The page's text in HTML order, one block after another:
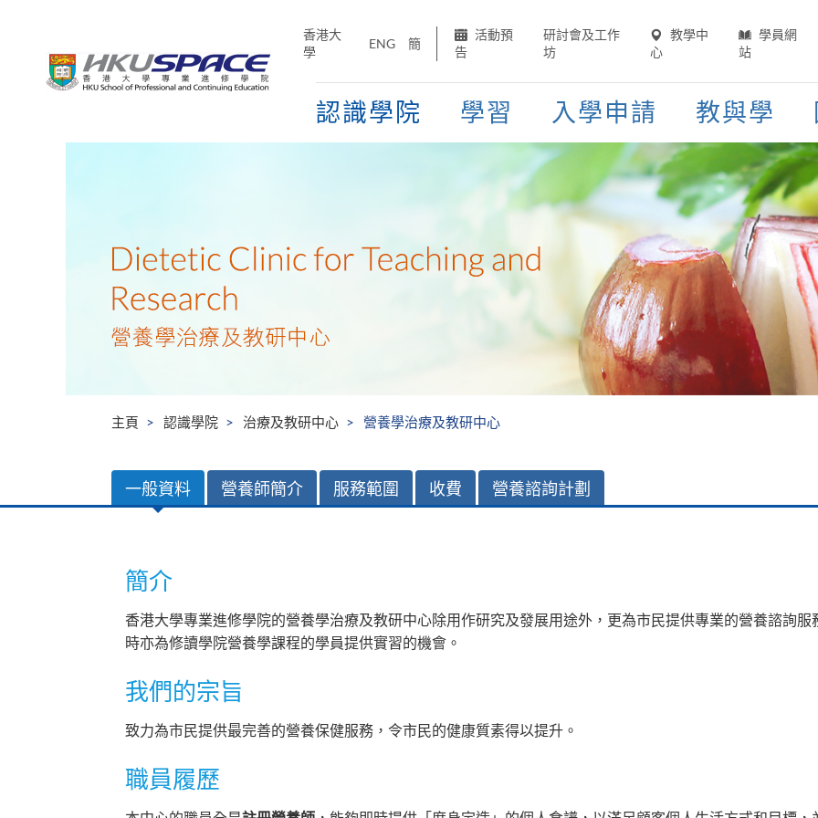
香港大
學
ENG 簡
活動預
告
研討會及工作
坊
教學中
心
學員網
站
認識學院 學習 入學申請 教與學
主頁 認識學院 治療及教研中心 營養學治療及教研中心
一般資料 營養師簡介 服務範圍 收費 營養諮詢計劃
簡介
香港大學專業進修學院的營養學治療及教研中心除用作研究及發展用途外，更為市民提供專業的營養諮詢服
時亦為修讀學院營養學課程的學員提供實習的機會。
我們的宗旨
致力為市民提供最完善的營養保健服務，令市民的健康質素得以提升。
職員履歷